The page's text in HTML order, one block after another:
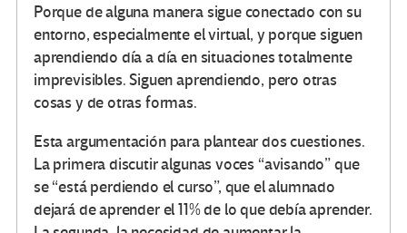
Porque de alguna manera sigue conectado con su
entorno, especialmente el virtual, y porque siguen
aprendiendo día a día en situaciones totalmente
imprevisibles. Siguen aprendiendo, pero otras
cosas y de otras formas.
Esta argumentación para plantear dos cuestiones.
La primera discutir algunas voces “avisando” que
se “está perdiendo el curso”, que el alumnado
dejará de aprender el 11% de lo que debía aprender.